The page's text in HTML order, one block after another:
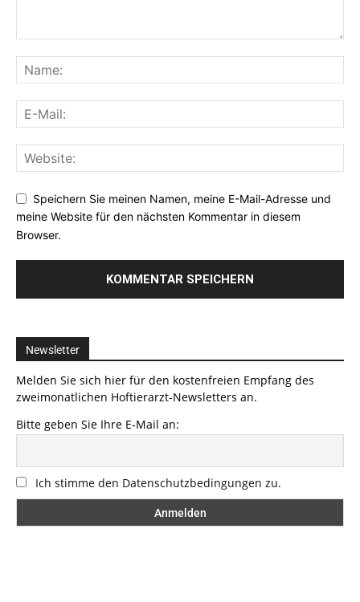
Speichern Sie meinen Namen, meine E-Mail-Adresse und
meine Website für den nächsten Kommentar in diesem
Browser.
Newsletter
Melden Sie sich hier für den kostenfreien Empfang des
zweimonatlichen Hoftierarzt-Newsletters an.
Bitte geben Sie Ihre E-Mail an:
Ich stimme den Datenschutzbedingungen zu.